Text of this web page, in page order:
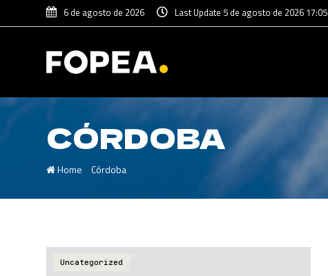
6 de agosto de 2026 Last Update 5 de agosto de 2026 17:05
CÓRDOBA
Home -Córdoba
Uncategorized